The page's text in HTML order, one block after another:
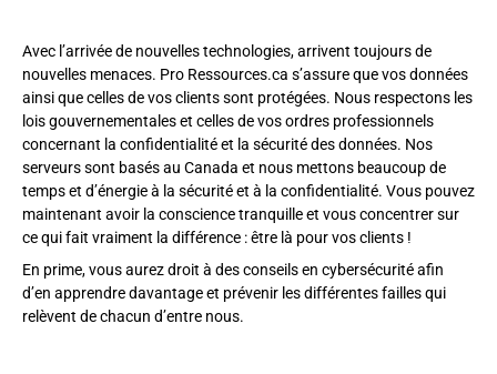
Avec l’arrivée de nouvelles technologies, arrivent toujours de
nouvelles menaces. Pro Ressources.ca s’assure que vos données
ainsi que celles de vos clients sont protégées. Nous respectons les
lois gouvernementales et celles de vos ordres professionnels
concernant la confidentialité et la sécurité des données. Nos
serveurs sont basés au Canada et nous mettons beaucoup de
temps et d’énergie à la sécurité et à la confidentialité. Vous pouvez
maintenant avoir la conscience tranquille et vous concentrer sur
ce qui fait vraiment la différence : être là pour vos clients !
En prime, vous aurez droit à des conseils en cybersécurité afin
d’en apprendre davantage et prévenir les différentes failles qui
relèvent de chacun d’entre nous.